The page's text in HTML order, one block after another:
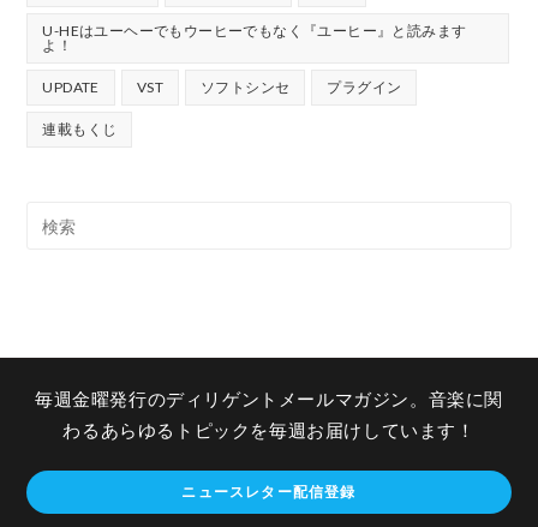
U-HEはユーヘーでもウーヒーでもなく『ユーヒー』と読みます
よ！
UPDATE VST ソフトシンセ プラグイン
連載もくじ
毎週金曜発行のディリゲントメールマガジン。音楽に関
わるあらゆるトピックを毎週お届けしています！
ニュースレター配信登録